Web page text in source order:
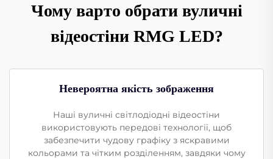
Чому варто обрати вуличні
відеостіни RMG LED?
Невероятна якість зображення
Наші вуличні світлодіодні відеостіни
використовують передові технології, щоб
забезпечити чудову графіку з яскравими
кольорами та чітким розділенням, завдяки чому